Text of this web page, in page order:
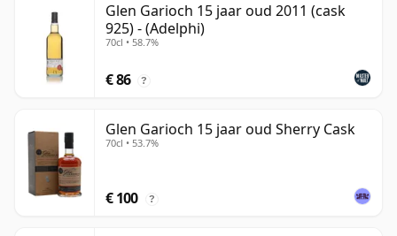
Glen Garioch 15 jaar oud 2011 (cask
925) - (Adelphi)
70cl • 58.7%
€ 86 ?
Glen Garioch 15 jaar oud Sherry Cask
70cl • 53.7%
€ 100 ?